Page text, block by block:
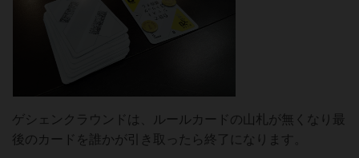
ゲシェンクラウンドは、ルールカードの山札が無くなり最
後のカードを誰かが引き取ったら終了になります。